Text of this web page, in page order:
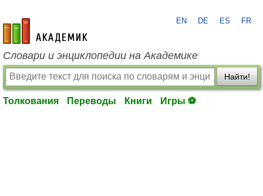
academic.ru
EN DE ES FR
Словари и энциклопедии на Академике
Найти!
Толкования Переводы Книги Игры ⚽